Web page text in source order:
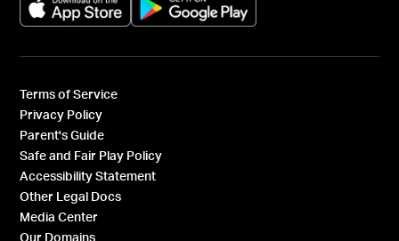
Terms of Service
Privacy Policy
Parent's Guide
Safe and Fair Play Policy
Accessibility Statement
Other Legal Docs
Media Center
Our Domains